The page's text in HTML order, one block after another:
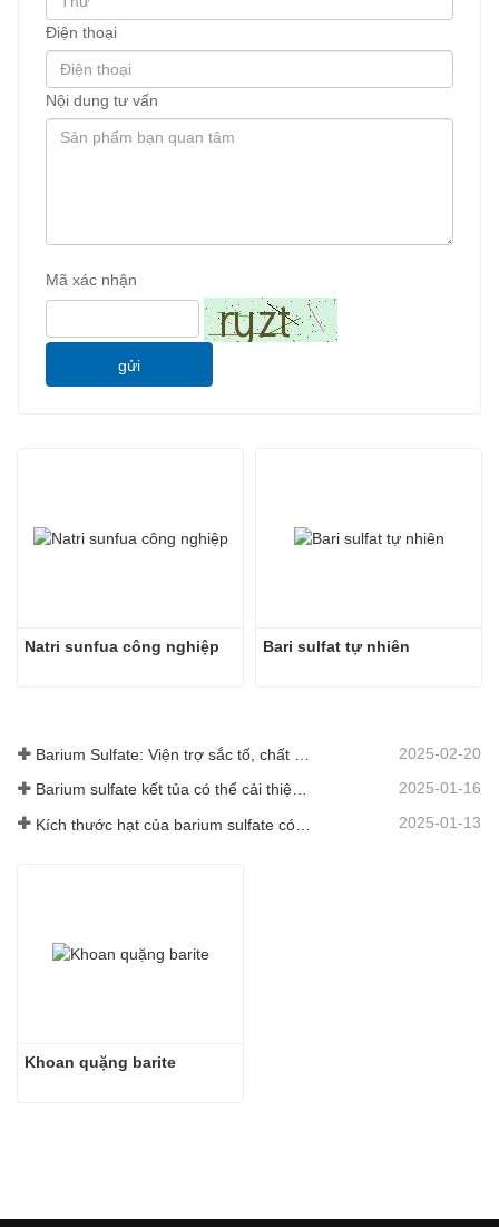
Điện thoại
Nội dung tư vấn
Mã xác nhận
gửi
Natri sunfua công nghiệp Bari sulfat tự nhiên
2025-02-20
Barium sulfate kết tủa có thể cải thiện đáng kể hiệu suất của lớp phủ 2025-01-16
2025-01-13
Khoan quặng barite